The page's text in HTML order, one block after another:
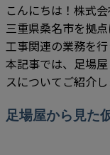
こんにちは！株式会
三重県桑名市を拠
工事関連の業務を行
本記事では、足場
スについてご紹介し
足場屋から見た